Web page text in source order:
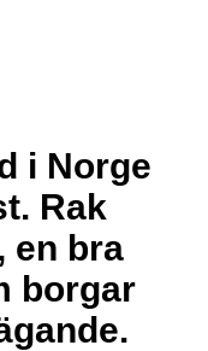
i Norge
Rak
en bra
borgar